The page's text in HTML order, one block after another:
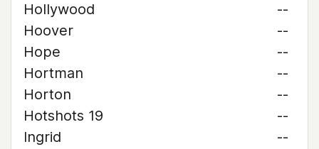
Hollywood
--
Hoover
--
Hope
--
Hortman
--
Horton
--
Hotshots 19
--
Ingrid
--